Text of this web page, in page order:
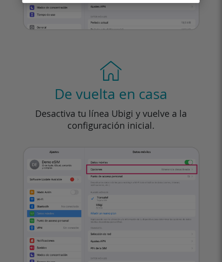
De vuelta en casa
Desactiva tu línea Ubigi y vuelve a la
configuración inicial.